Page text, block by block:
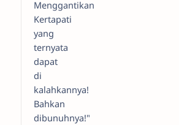
Menggantikan
Kertapati
yang
ternyata
dapat
di
kalahkannya!
Bahkan
dibunuhnya!"